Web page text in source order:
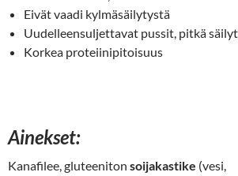
Eivät vaadi kylmäsäilytystä
Uudelleensuljettavat pussit, pitkä
Korkea proteiinipitoisuus
Ainekset:
Kanafilee, gluteeniton soijakastike (vesi,